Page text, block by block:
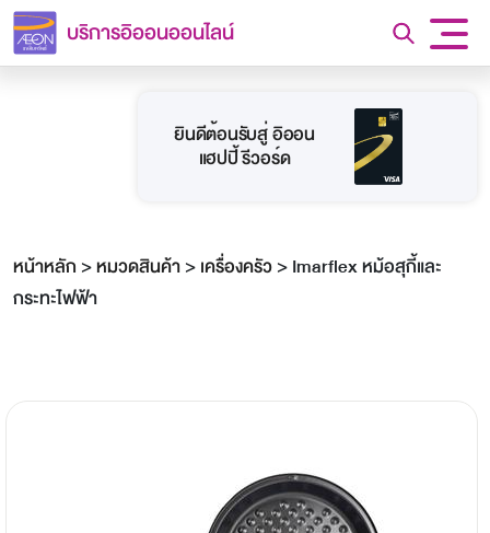
บริการอิออนออนไลน์
ยินดีต้อนรับสู่ อิออน
แฮปปี้ รีวอร์ด
หน้าหลัก >หมวดสินค้า>เครื่องครัว>Imarflex หม้อสุกี้และ
กระทะไฟฟ้า